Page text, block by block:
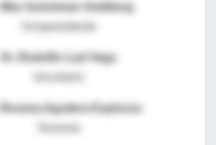
Max Gutreiman Goldberg
Dr. Rodolfo Leal Vega
Roxana Aguilera Espinoza